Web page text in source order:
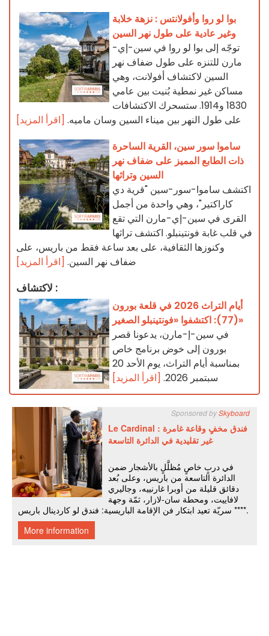
بوا لو روا وأفولانتس : نزهة خلابة
وغير عادية على طول نهر السين
توجّه إلى بوا لو روا في سين-إي-
مارن للتنزه على طول ضفاف نهر
السين لاكتشاف أفولانت، وهي
مساكن غير نمطية بُنيت بين عامي
1830 و1914. ستسحرك الاكتشافات
على طول النهر بين ميناء السين وسان ماميه. [اقرأ المزيد]
ساموا سور سين، القرية الساحرة
ذات الطابع المميز على ضفاف نهر
السين وتراثها
اكتشف ساموا-سور-سين "قرية دي
كاراكتير"، وهي واحدة من أجمل
القرى في سين-إي-مارن التي تقع
في قلب غابة فونتينبلو. اكتشف تراثها
وكنوزها الثقافية، على بعد ساعة فقط من باريس، على
ضفاف نهر السين. [اقرأ المزيد]
لاكتشاف :
أيام التراث 2026 في قلعة بورون
(77): اكتشفوا «فونتينبلو الصغير»
في سين-إ-مارن، يدعونا قصر
بورون إلى خوض برنامج خاص
بمناسبة أيام التراث، يوم الأحد 20
سبتمبر 2026.
[اقرأ المزيد]